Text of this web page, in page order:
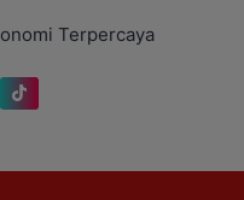
Terpercaya